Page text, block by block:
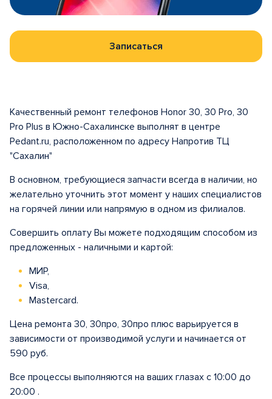
Записаться
Качественный ремонт телефонов Honor 30, 30 Pro, 30
Pro Plus в Южно-Сахалинске выполнят в центре
Pedant.ru, расположенном по адресу Напротив ТЦ
"Сахалин"
В основном, требующиеся запчасти всегда в наличии, но
желательно уточнить этот момент у наших специалистов
на горячей линии или напрямую в одном из филиалов.
Совершить оплату Вы можете подходящим способом из
предложенных - наличными и картой:
МИР,
Visa,
Mastercard.
Цена ремонта 30, 30про, 30про плюс варьируется в
зависимости от производимой услуги и начинается от
590 руб.
Все процессы выполняются на ваших глазах с 10:00 до
20:00 .